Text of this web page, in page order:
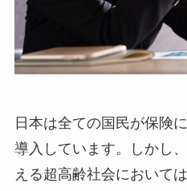
日本は全ての国民が保険
導入しています。しかし
える超高齢社会において